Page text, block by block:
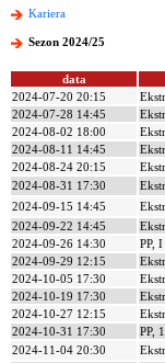
Kariera
Sezon 2024/25
data
2024-07-20 20:15
2024-07-28 14:45
2024-08-02 18:00
2024-08-11 14:45
2024-08-24 20:15
2024-08-31 17:30
2024-09-15 14:45
2024-09-22 14:45
2024-09-26 14:30
PP,
2024-09-29 12:15
2024-10-05 17:30
2024-10-19 17:30
2024-10-27 12:15
2024-10-31 17:30
PP,
2024-11-04 20:30